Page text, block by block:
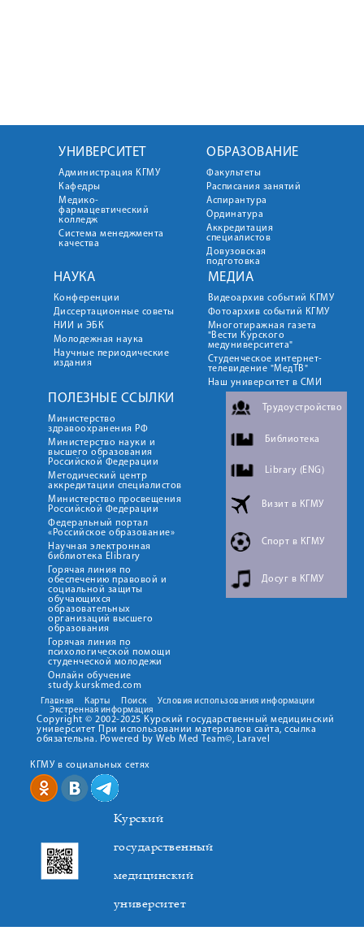
УНИВЕРСИТЕТ
Администрация КГМУ
Кафедры
Медико-
фармацевтический
колледж
Система менеджмента
качества
ОБРАЗОВАНИЕ
Факультеты
Расписания занятий
Аспирантура
Ординатура
Аккредитация
специалистов
Довузовская
подготовка
НАУКА
Конференции
Диссертационные советы
НИИ и ЭБК
Молодежная наука
Научные периодические
издания
МЕДИА
Видеоархив событий КГМУ
Фотоархив событий КГМУ
Многотиражная газета
"Вести Курского
медуниверситета"
Студенческое интернет-
телевидение "МедТВ"
Наш университет в СМИ
ПОЛЕЗНЫЕ ССЫЛКИ
Министерство
здравоохранения РФ
Министерство науки и
высшего образования
Российской Федерации
Методический центр
аккредитации специалистов
Министерство просвещения
Российской Федерации
Федеральный портал
«Российское образование»
Научная электронная
библиотека Elibrary
Горячая линия по
обеспечению правовой и
социальной защиты
обучающихся
образовательных
организаций высшего
образования
Горячая линия по
психологической помощи
студенческой молодежи
Онлайн обучение
study.kurskmed.com
Трудоустройство
Библиотека
Library (ENG)
Визит в КГМУ
Спорт в КГМУ
Досуг в КГМУ
Главная Карты Поиск
Условия использования информации
Экстренная информация
Copyright © 2002-2025 Курский государственный медицинский
университет При использовании материалов сайта, ссылка
обязательна. Powered by Web Med Team©, Laravel
КГМУ в социальных сетях
Курский
государственный
медицинский
университет